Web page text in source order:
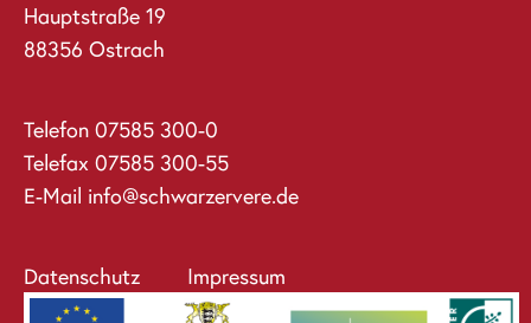
Hauptstraße 19
88356 Ostrach
Telefon 07585 300-0
Telefax 07585 300-55
E-Mail info@schwarzervere.de
Datenschutz Impressum